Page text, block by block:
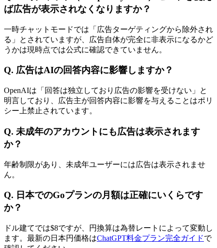
ば広告が表示されなくなりますか？
一時チャットモードでは「広告ターゲティングから除外され
る」とされていますが、広告自体が完全に非表示になるかど
うかは現時点では公式に確認できていません。
Q. 広告はAIの回答内容に影響しますか？
OpenAIは「回答は独立しており広告の影響を受けない」と
明言しており、広告主が回答内容に影響を与えることはポリ
シー上禁止されています。
Q. 未成年のアカウントにも広告は表示されます
か？
年齢制限があり、未成年ユーザーには広告は表示されませ
ん。
Q. 日本でのGoプランの月額は正確にいくらです
か？
ドル建てでは$8ですが、円換算は為替レートによって変動し
ます。最新の日本円価格はChatGPT料金プラン完全ガイドで